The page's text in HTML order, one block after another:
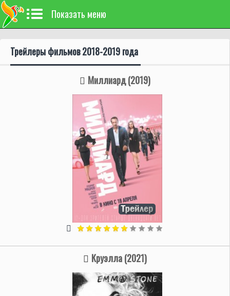
Показать меню
Трейлеры фильмов 2018-2019 года
Миллиард (2019)
Круэлла (2021)